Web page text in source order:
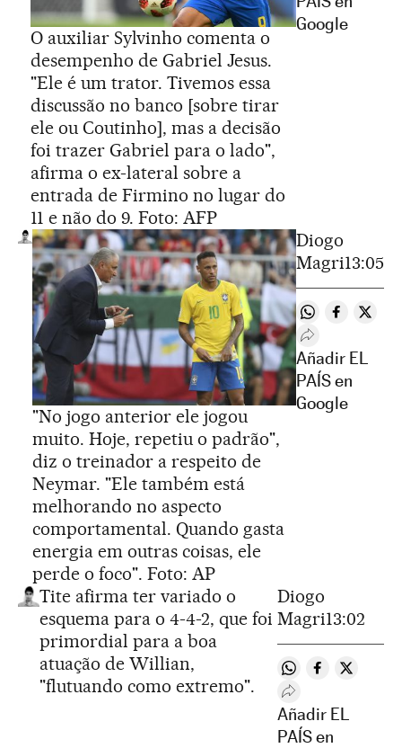
O auxiliar Sylvinho comenta o
desempenho de Gabriel Jesus.
"Ele é um trator. Tivemos essa
discussão no banco [sobre tirar
ele ou Coutinho], mas a decisão
foi trazer Gabriel para o lado",
afirma o ex-lateral sobre a
entrada de Firmino no lugar do
11 e não do 9. Foto: AFP
Google
"No jogo anterior ele jogou
muito. Hoje, repetiu o padrão",
diz o treinador a respeito de
Neymar. "Ele também está
melhorando no aspecto
comportamental. Quando gasta
energia em outras coisas, ele
perde o foco". Foto: AP
Diogo
Magri13:05
Compartir en
Compartir
Desplegar
Añadir EL
PAÍS en
Google
Tite afirma ter variado o
esquema para o 4-4-2, que foi
primordial para a boa
atuação de Willian,
"flutuando como extremo".
Diogo
Magri13:02
Compartir en
Compartir en
Desplegar Redes
Añadir EL
PAÍS en